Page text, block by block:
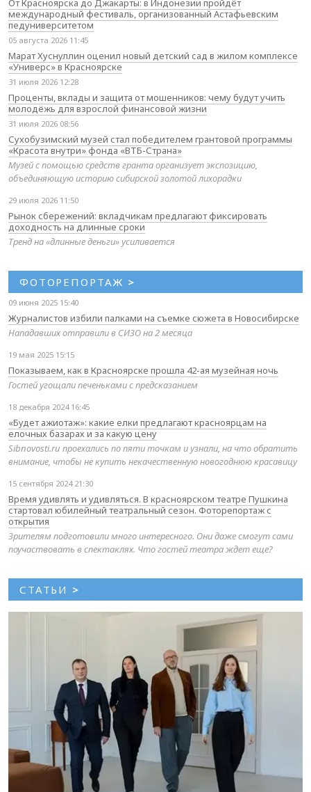
От Красноярска до Джакарты: в Индонезии пройдёт
международный фестиваль, организованный Астафьевским
педуниверситетом
05 августа 2026 11:45
Марат Хуснуллин оценил новый детский сад в жилом комплексе
«Универс» в Красноярске
31 июля 2026 12:28
Проценты, вклады и защита от мошенников: чему будут учить
молодёжь для взрослой финансовой жизни
31 июля 2026 08:56
Сухобузимский музей стал победителем грантовой программы
«Красота внутри» фонда «ВТБ-Страна»
Музей с помощью средств гранта организует экспозицию,
объединяющую историю сибирской золотой лихорадки
29 июля 2026 11:50
Рынок сбережений: вкладчикам предлагают фиксировать
доходность на длинные сроки
Тренд на «длинные деньги» усиливается
ФОТОРЕПОРТАЖ >
09 июня 2025 15:40
Журналистов избили палками на съемке сюжета в Новосибирске
Нападавших отправили в СИЗО на 2 месяца
19 мая 2025 15:15
Показываем, как в Красноярске прошла 42-ая музейная ночь
Гостей угощали печеньками с предсказанием
18 декабря 2024 16:45
«Будет ажиотаж»: какие елки предлагают красноярцам на
елочных базарах и за какую цену
Sibnovosti.ru проехались по пяти точкам и узнали, на что обратить
внимание, чтобы не купить некачественную новогоднюю красавицу
15 сентября 2024 21:30
Время удивлять и удивляться. В красноярском театре Пушкина
стартовал юбилейный театральный сезон. Фоторепортаж с
открытия
Зрителям подготовили много интересного. Они даже смогут сами
поучаствовать в спектаклях. Что гостей театра ждет еще?
СТАТЬИ >